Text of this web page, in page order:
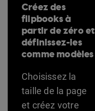
Créez des
flipbooks à
partir de zéro et
définissez-les
comme modèles
Choisissez la
taille de la page
et créez votre